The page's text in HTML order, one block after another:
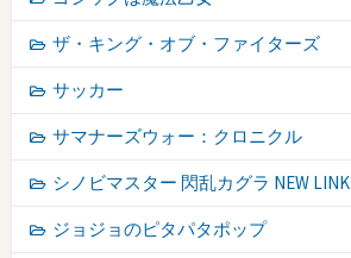
ザ・キング・オブ・ファイターズ
サッカー
サマナーズウォー：クロニクル
シノビマスター 閃乱カグラ NEW LINK
ジョジョのピタパタポップ